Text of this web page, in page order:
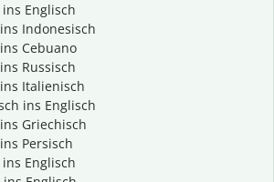
Englisch
Indonesisch
Cebuano
Russisch
Italienisch
ins Englisch
Griechisch
Persisch
Englisch